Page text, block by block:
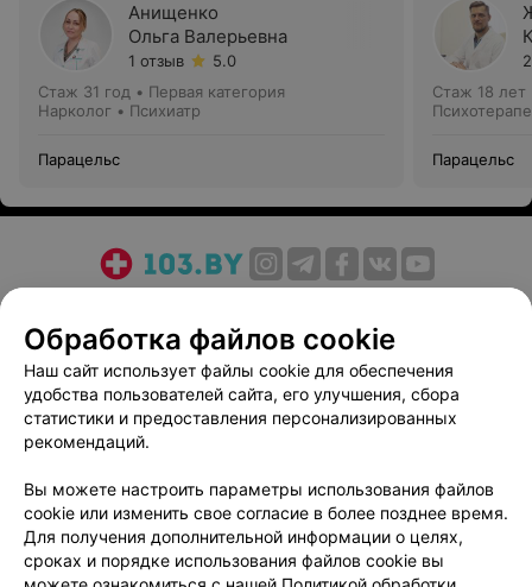
Анищенко
Ольга Валерьевна
1 отзыв
5.0
Стаж 31 год • Первая категория
Нарколог • Психиатр
Парацельс
Стаж 18 лет
Парацельс
Медицинский маркетинг
Публичный договор
Пользовательское соглашение
Способы оплаты
Вакансии
Партнеры
Написать руководителю 103.by
Персональные настройки cookie
Обработка персональных данных
Обработка файлов cookie
Наш сайт использует файлы cookie для обеспечения
удобства пользователей сайта, его улучшения, сбора
статистики и предоставления персонализированных
рекомендаций.
Вы можете настроить параметры использования файлов
cookie или изменить свое согласие в более позднее время.
Для получения дополнительной информации о целях,
сроках и порядке использования файлов cookie вы